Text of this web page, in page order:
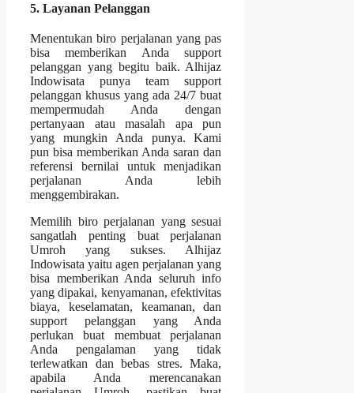
5. Layanan Pelanggan
Menentukan biro perjalanan yang pas
bisa memberikan Anda support
pelanggan yang begitu baik. Alhijaz
Indowisata punya team support
pelanggan khusus yang ada 24/7 buat
mempermudah Anda dengan
pertanyaan atau masalah apa pun
yang mungkin Anda punya. Kami
pun bisa memberikan Anda saran dan
referensi bernilai untuk menjadikan
perjalanan Anda lebih
menggembirakan.
Memilih biro perjalanan yang sesuai
sangatlah penting buat perjalanan
Umroh yang sukses. Alhijaz
Indowisata yaitu agen perjalanan yang
bisa memberikan Anda seluruh info
yang dipakai, kenyamanan, efektivitas
biaya, keselamatan, keamanan, dan
support pelanggan yang Anda
perlukan buat membuat perjalanan
Anda pengalaman yang tidak
terlewatkan dan bebas stres. Maka,
apabila Anda merencanakan